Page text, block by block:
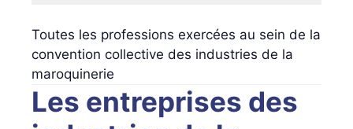
Toutes les professions exercées au sein de la
convention collective des industries de la
maroquinerie
Les entreprises des